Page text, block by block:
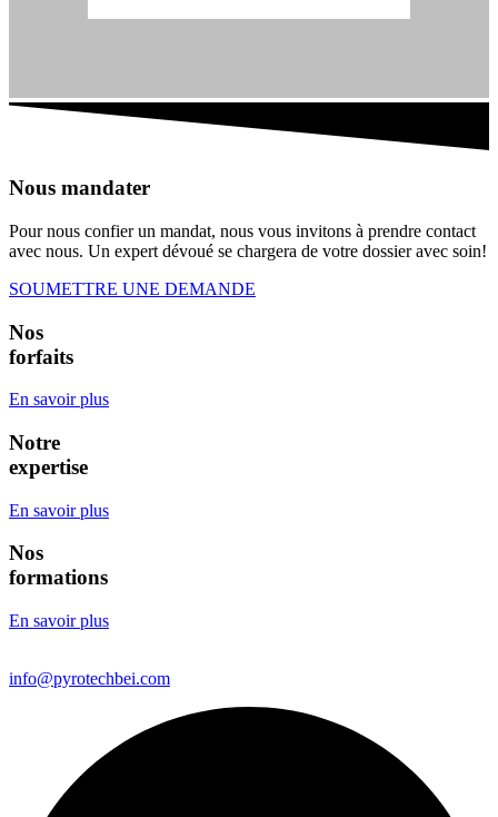
Nous mandater
Pour nous confier un mandat, nous vous invitons à prendre contact
avec nous. Un expert dévoué se chargera de votre dossier avec soin!
SOUMETTRE UNE DEMANDE
Nos
forfaits
En savoir plus
Notre
expertise
En savoir plus
Nos
formations
En savoir plus
info@pyrotechbei.com